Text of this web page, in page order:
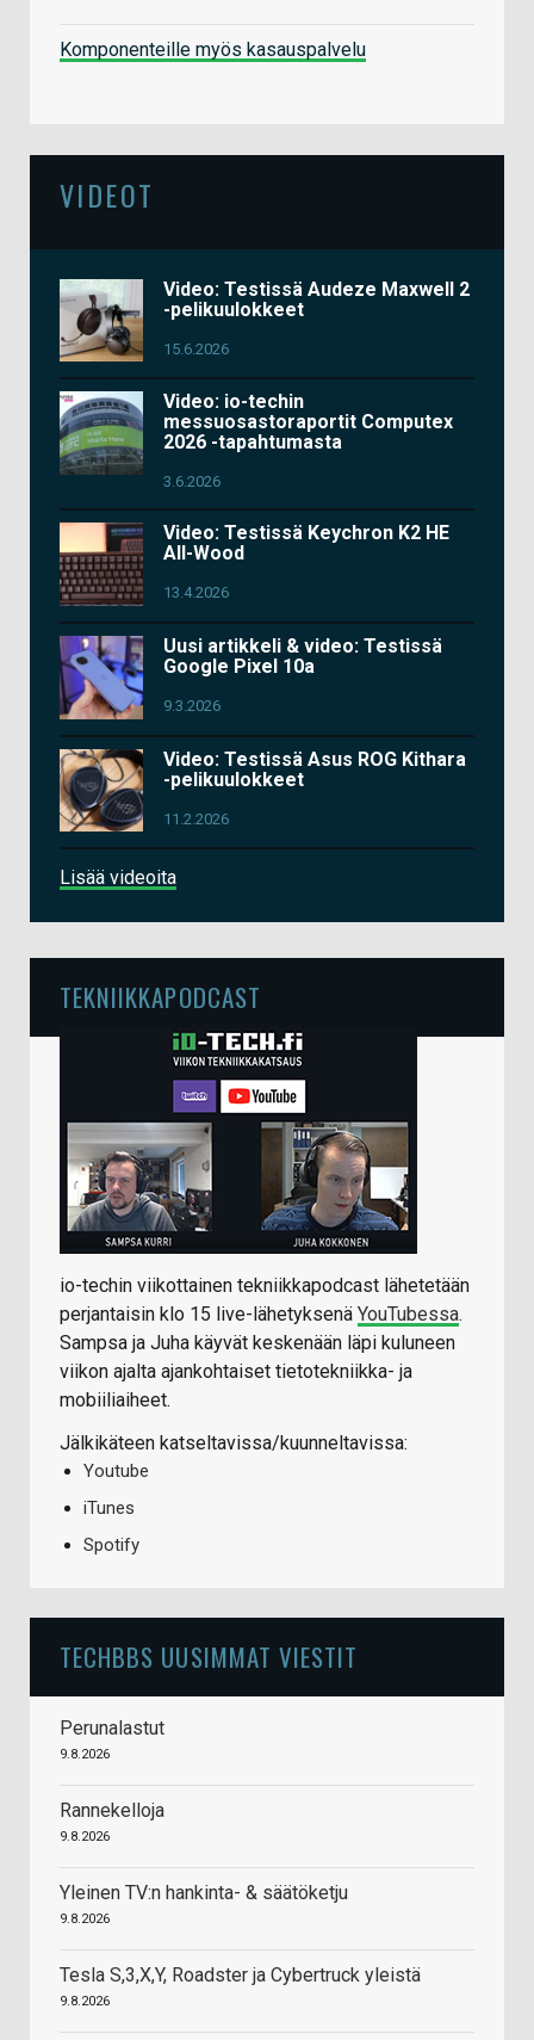
Komponenteille myös kasauspalvelu
VIDEOT
Video: Testissä Audeze Maxwell 2
-pelikuulokkeet
15.6.2026
Video: io-techin
messuosastoraportit Computex
2026 -tapahtumasta
3.6.2026
Video: Testissä Keychron K2 HE
All-Wood
13.4.2026
Uusi artikkeli & video: Testissä
Google Pixel 10a
9.3.2026
Video: Testissä Asus ROG Kithara
-pelikuulokkeet
11.2.2026
Lisää videoita
TEKNIIKKAPODCAST
io-techin viikottainen tekniikkapodcast lähetetään
perjantaisin klo 15 live-lähetyksenä YouTubessa.
Sampsa ja Juha käyvät keskenään läpi kuluneen
viikon ajalta ajankohtaiset tietotekniikka- ja
mobiiliaiheet.
Jälkikäteen katseltavissa/kuunneltavissa:
Youtube
iTunes
Spotify
TECHBBS UUSIMMAT VIESTIT
Perunalastut
9.8.2026
Rannekelloja
9.8.2026
Yleinen TV:n hankinta- & säätöketju
9.8.2026
Tesla S,3,X,Y, Roadster ja Cybertruck yleistä
9.8.2026